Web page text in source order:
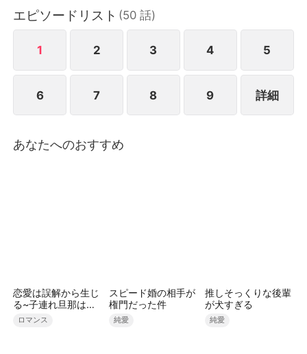
エピソードリスト (50 話)
1 2 3 4 5
6 7 8 9 詳細
あなたへのおすすめ
恋愛は誤解から生じ
る~子連れ旦那はす
ごい人！？
ロマンス
スピード婚の相手が
権門だった件
純愛
推しそっくりな後輩
が犬すぎる
純愛